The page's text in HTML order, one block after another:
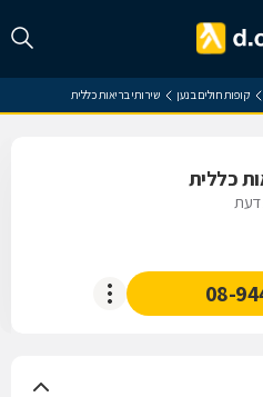
קופות חולים בנען שירותי בריאות כללית
כללית
דעת
08-